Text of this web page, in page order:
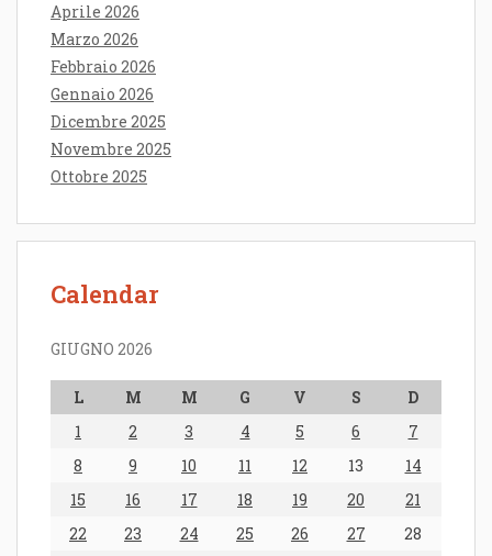
Aprile 2026
Marzo 2026
Febbraio 2026
Gennaio 2026
Dicembre 2025
Novembre 2025
Ottobre 2025
Calendar
GIUGNO 2026
L M M G V S
D
1
2 3 4 5 6
7
8
9 10 11 12 13
14
15
16 17 18 19 20
21
22
23 24 25 26 27
28